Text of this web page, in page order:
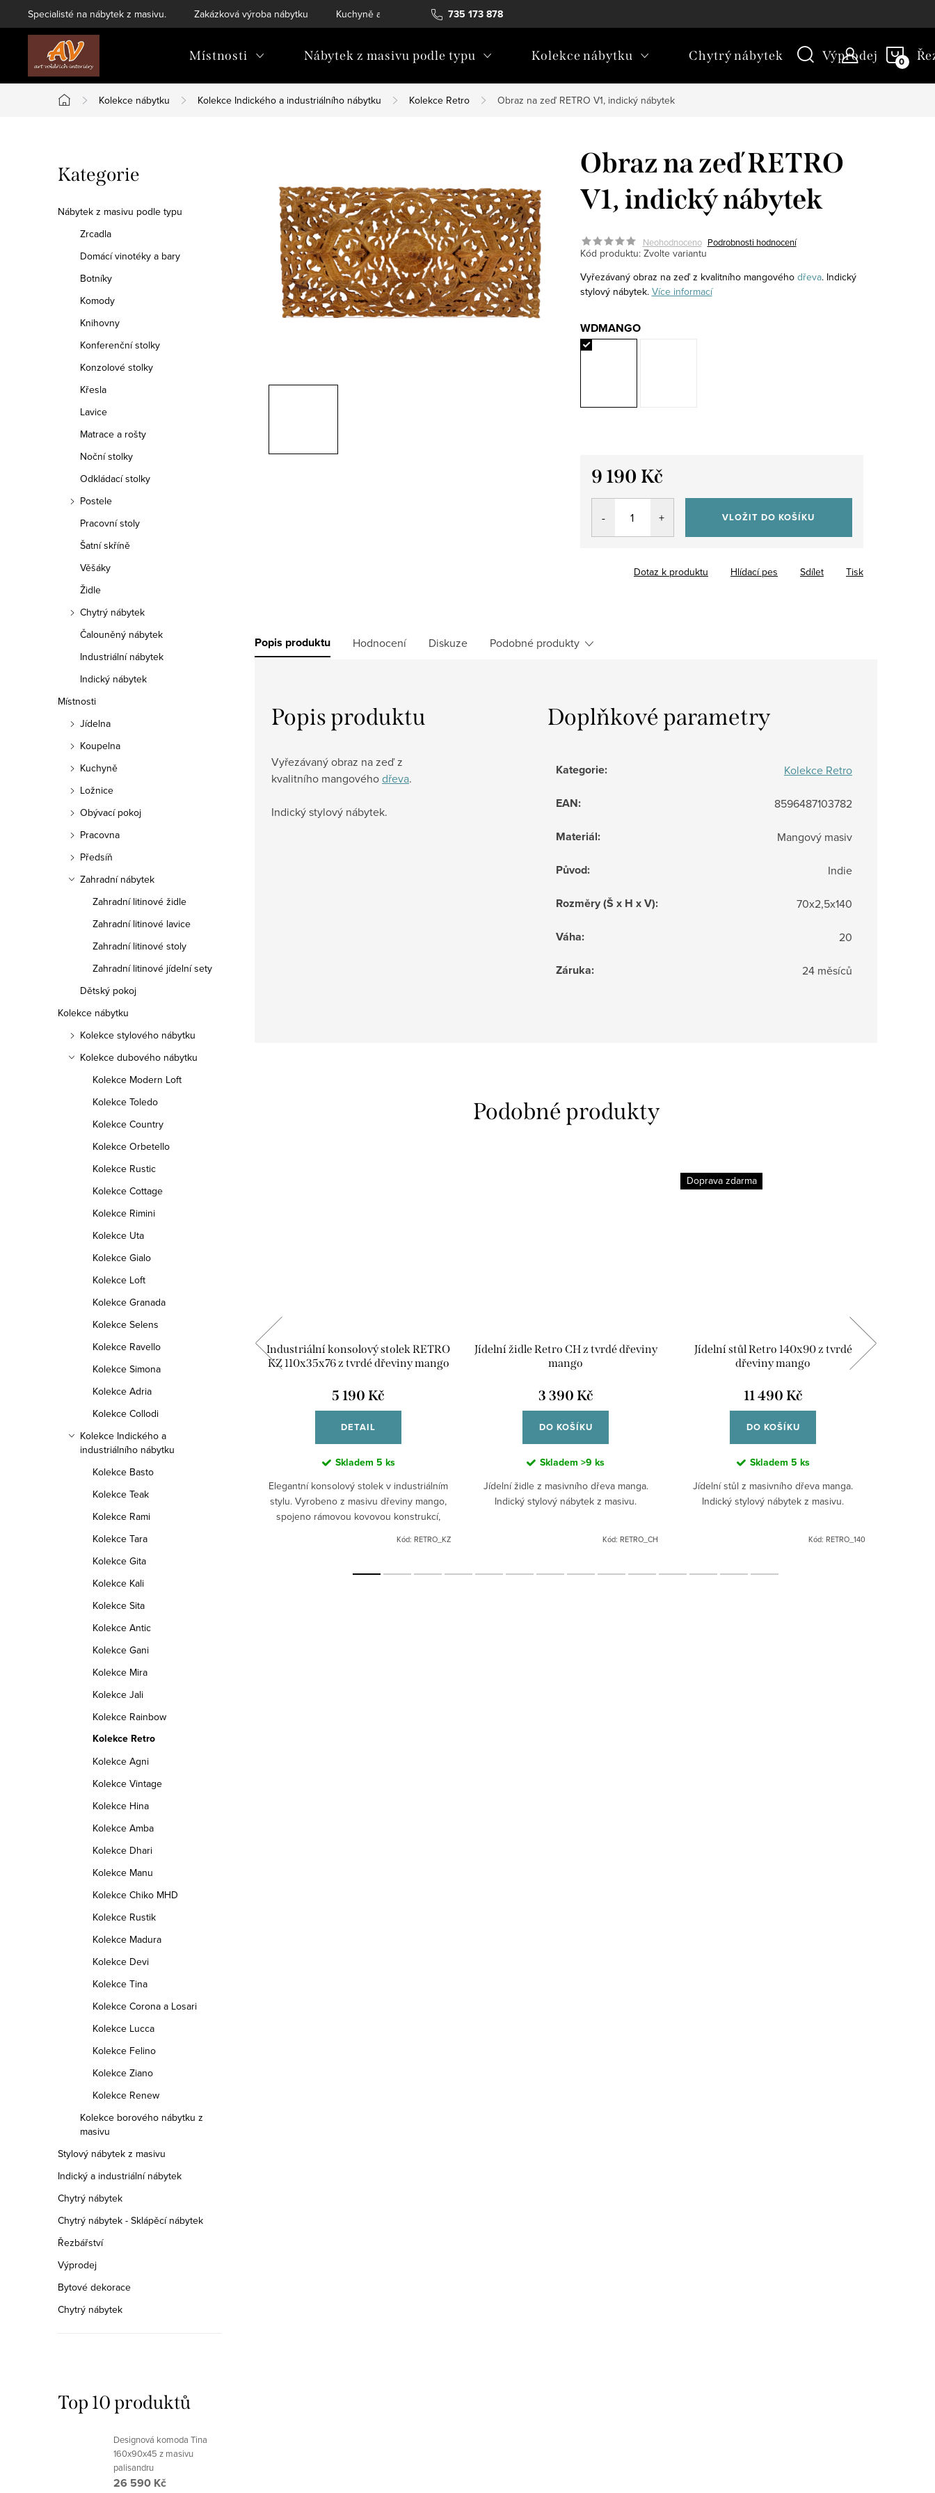
na
735 173 878
Specialisté na nábytek z masivu. Zakázková výroba nábytku Kuchyně a vestavný nábytek Katalogy ke stažení
Místnosti Nábytek z masivu podle typu Kolekce nábytku Chytrý nábytek Výprodej
Domů
Kolekce nábytku Kolekce Indického a industriálního nábytku Kolekce Retro Obraz na zeď RETRO V1, indický nábytek
o
s
Přeskočit
kategorie
Kategorie
Nábytek z masivu podle typu
Zrcadla
Domácí vinotéky a bary
Botníky
Komody
Knihovny
Konferenční stolky
Konzolové stolky
Křesla
Lavice
Matrace a rošty
Noční stolky
Odkládací stolky
Postele
Pracovní stoly
Šatní skříně
Věšáky
Židle
Chytrý nábytek
Čalouněný nábytek
Industriální nábytek
Indický nábytek
Místnosti
Jídelna
Koupelna
Kuchyně
Ložnice
Obývací pokoj
Pracovna
Předsíň
Zahradní nábytek
Zahradní litinové židle
Zahradní litinové lavice
Zahradní litinové stoly
Zahradní litinové jídelní sety
Dětský pokoj
Kolekce nábytku
Kolekce stylového nábytku
Kolekce dubového nábytku
Kolekce Modern Loft
Kolekce Toledo
Kolekce Country
Kolekce Orbetello
Kolekce Rustic
Kolekce Cottage
Kolekce Rimini
Kolekce Uta
Kolekce Gialo
Kolekce Loft
Kolekce Granada
Kolekce Selens
Kolekce Ravello
Kolekce Simona
Kolekce Adria
Kolekce Collodi
Kolekce Indického a
industriálního nábytku
Kolekce Basto
Kolekce Teak
Kolekce Rami
Kolekce Tara
Kolekce Gita
Kolekce Kali
Kolekce Sita
Kolekce Antic
Kolekce Gani
Kolekce Mira
Kolekce Jali
Kolekce Rainbow
Kolekce Retro
Kolekce Agni
Kolekce Vintage
Kolekce Hina
Kolekce Amba
Kolekce Dhari
Kolekce Manu
Kolekce Chiko MHD
Kolekce Rustik
Kolekce Madura
Kolekce Devi
Kolekce Tina
Kolekce Corona a Losari
Kolekce Lucca
Kolekce Felino
Kolekce Ziano
Kolekce Renew
Kolekce borového nábytku z
masivu
Stylový nábytek z masivu
Indický a industriální nábytek
Chytrý nábytek
Chytrý nábytek - Sklápěcí nábytek
Řezbářství
Výprodej
Bytové dekorace
Chytrý nábytek
Top 10 produktů
Designová komoda Tina
160x90x45 z masivu
palisandru
26 590 Kč
Obraz na zeď RETRO
V1, indický nábytek
Neohodnoceno Podrobnosti hodnocení
Kód produktu: Zvolte variantu
Vyřezávaný obraz na zeď z kvalitního mangového dřeva. Indický
stylový nábytek. Více informací
WDMANGO
9 190 Kč
Měrná
VLOŽIT DO KOŠÍKU
Tisk
Dotaz k produktu Hlídací pes Sdílet
Popis produktu Hodnocení Diskuze Podobné produkty
Popis produktu
Vyřezávaný obraz na zeď z
kvalitního mangovéhodřeva.
Indický stylový nábytek.
Doplňkové parametry
Kategorie: Kolekce Retro
EAN: 8596487103782
Materiál: Mangový masiv
Původ: Indie
Rozměry (Š x H x V): 70x2,5x140
Váha: 20
Záruka: 24 měsíců
Obraz na zeď RETRO V, indický
nábytek
6 790 Kč
mangového dřeva. Indický stylový nábytek.
Industriální konsolový stolek RETRO
KZ 110x35x76 z tvrdé dřeviny mango
5 190 Kč
DETAIL
Skladem 5 ks
Elegantní konsolový stolek v industriálním
stylu. Vyrobeno z masivu dřeviny mango,
spojeno rámovou kovovou konstrukcí,
Kód: RETRO_KZ
Jídelní židle Retro CH z tvrdé dřeviny
mango
3 390 Kč
DO KOŠÍKU
Skladem >9 ks
Jídelní židle z masivního dřeva manga.
Indický stylový nábytek z masivu.
Kód: RETRO_CH
Doprava zdarma
Jídelní stůl Retro 140x90 z tvrdé
dřeviny mango
11 490 Kč
DO KOŠÍKU
Skladem 5 ks
Jídelní stůl z masivního dřeva manga.
Indický stylový nábytek z masivu.
Kód: RETRO_140